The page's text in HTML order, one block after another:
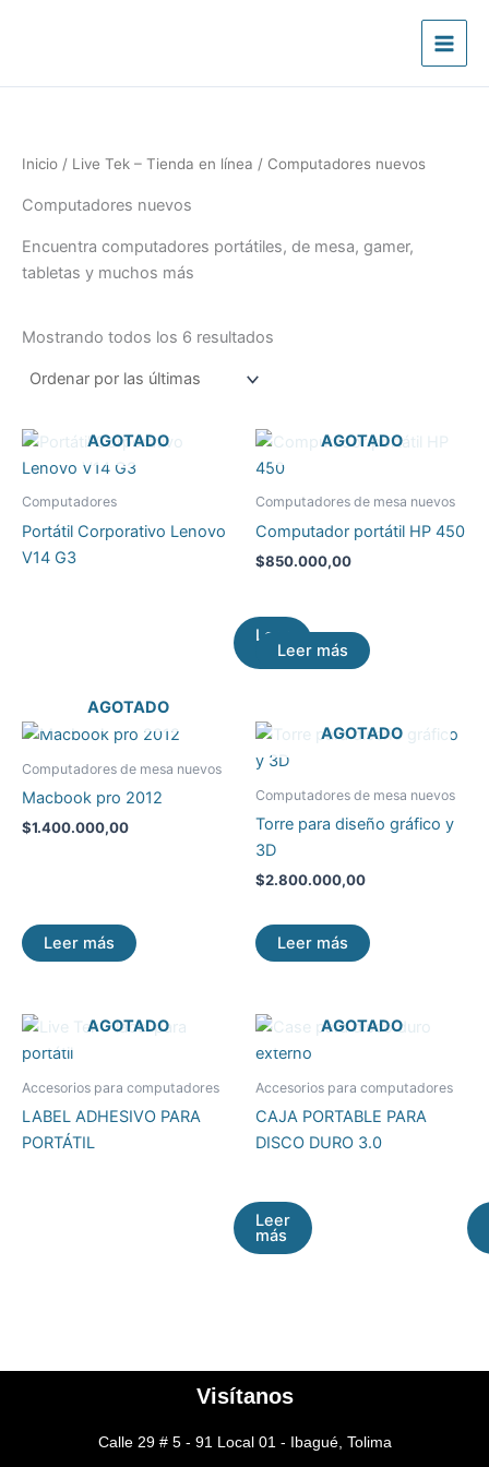
Inicio / Live Tek – Tienda en línea / Computadores nuevos
Computadores nuevos
Encuentra computadores portátiles, de mesa, gamer,
tabletas y muchos más
Mostrando todos los 6 resultados
AGOTADO
Computadores
Portátil Corporativo Lenovo
V14 G3
Leer
más
AGOTADO
Computadores de mesa nuevos
Computador portátil HP 450
$850.000,00
Leer más
AGOTADO
Computadores de mesa nuevos
Macbook pro 2012
$1.400.000,00
Leer más
AGOTADO
Computadores de mesa nuevos
Torre para diseño gráfico y
3D
$2.800.000,00
Leer más
AGOTADO
Accesorios para computadores
LABEL ADHESIVO PARA
PORTÁTIL
Leer
más
AGOTADO
Accesorios para computadores
CAJA PORTABLE PARA
DISCO DURO 3.0
Visítanos
Calle 29 # 5 - 91 Local 01 - Ibagué, Tolima